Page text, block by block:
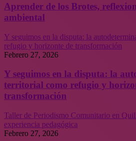
Aprender de los Brotes,
ambiental
Y seguimos en la disputa: la
refugio y horizonte de transformación
Febrero 27, 2026
Y seguimos en la disputa: la
territorial como refugio y
transformación
Taller de Periodismo Comunitario en
experiencia pedagógica
Febrero 27, 2026